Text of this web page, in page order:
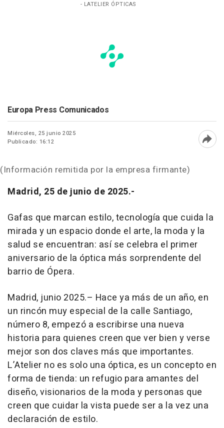
- LATELIER ÓPTICAS
Europa Press Comunicados
Miércoles, 25 junio 2025
Publicado: 16:12
(Información remitida por la empresa firmante)
Madrid, 25 de junio de 2025.-
Gafas que marcan estilo, tecnología que cuida la
mirada y un espacio donde el arte, la moda y la
salud se encuentran: así se celebra el primer
aniversario de la óptica más sorprendente del
barrio de Ópera.
Madrid, junio 2025.– Hace ya más de un año, en
un rincón muy especial de la calle Santiago,
número 8, empezó a escribirse una nueva
historia para quienes creen que ver bien y verse
mejor son dos claves más que importantes.
L’Atelier no es solo una óptica, es un concepto en
forma de tienda: un refugio para amantes del
diseño, visionarios de la moda y personas que
creen que cuidar la vista puede ser a la vez una
declaración de estilo.